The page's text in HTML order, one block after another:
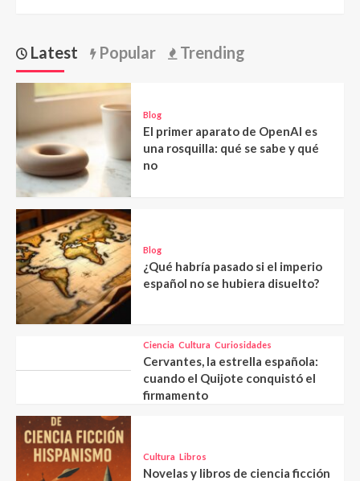
Latest Popular Trending
Blog
El primer aparato de OpenAI es
una rosquilla: qué se sabe y qué
no
Blog
¿Qué habría pasado si el imperio
español no se hubiera disuelto?
Ciencia Cultura Curiosidades
Cervantes, la estrella española:
cuando el Quijote conquistó el
firmamento
Cultura Libros
Novelas y libros de ciencia ficción